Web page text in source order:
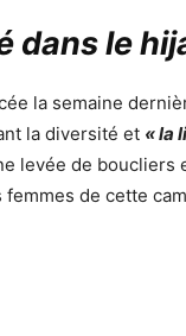
dans le
la semaine
la diversité et « la
levée de boucliers
de cette